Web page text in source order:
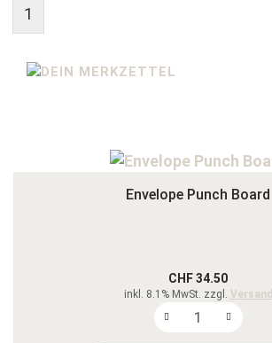
1
Envelope Punch Board
CHF 34.50
inkl. 8.1% MwSt. zzgl. Versand